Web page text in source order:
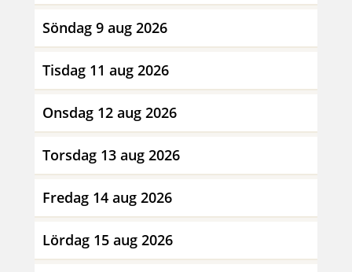
Söndag 9 aug 2026
Tisdag 11 aug 2026
Onsdag 12 aug 2026
Torsdag 13 aug 2026
Fredag 14 aug 2026
Lördag 15 aug 2026